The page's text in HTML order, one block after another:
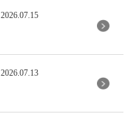
2026.07.15
2026.07.13